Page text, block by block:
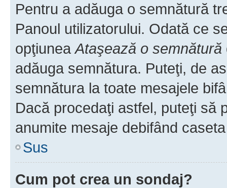
Pentru a adăuga o semnătură
Panoul utilizatorului. Odată ce
opţiuneaAtaşează o semnătură
adăuga semnătura. Puteţi, de
semnătura la toate mesajele
Dacă procedaţi astfel, puteţi să
anumite mesaje debifând
Sus
Cum pot crea un sondaj?